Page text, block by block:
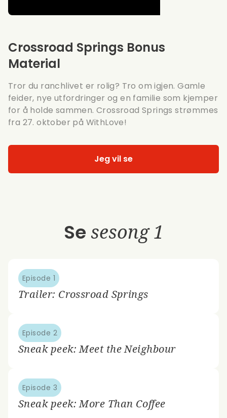
Crossroad Springs Bonus
Material
Tror du ranchlivet er rolig? Tro om igjen. Gamle
feider, nye utfordringer og en familie som kjemper
for å holde sammen. Crossroad Springs strømmes
fra 27. oktober på WithLove!
Jeg vil se
Se sesong 1
Episode 1
Trailer: Crossroad Springs
Episode 2
Sneak peek: Meet the Neighbour
Episode 3
Sneak peek: More Than Coffee